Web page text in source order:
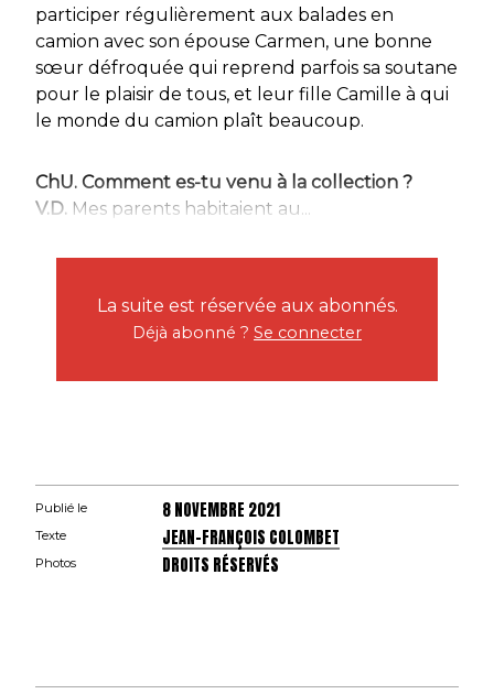
participer régulièrement aux balades en
camion avec son épouse Carmen, une bonne
sœur défroquée qui reprend parfois sa soutane
pour le plaisir de tous, et leur fille Camille à qui
le monde du camion plaît beaucoup.
ChU. Comment es-tu venu à la collection ?
V.D. Mes parents habitaient au...
La suite est réservée aux abonnés.
Déjà abonné ? Se connecter
Publié le 8 NOVEMBRE 2021
Texte JEAN-FRANÇOIS COLOMBET
Photos DROITS RÉSERVÉS